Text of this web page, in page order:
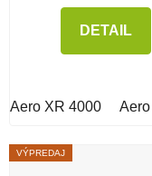
DETAIL
Aero XR 4000
VÝPREDAJ